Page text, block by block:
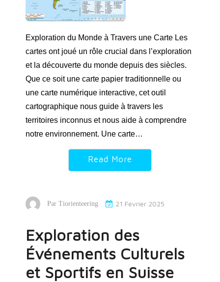
Exploration du Monde à Travers une Carte Les
cartes ont joué un rôle crucial dans l’exploration
et la découverte du monde depuis des siècles.
Que ce soit une carte papier traditionnelle ou
une carte numérique interactive, cet outil
cartographique nous guide à travers les
territoires inconnus et nous aide à comprendre
notre environnement. Une carte…
Read More
Par Tiorienteering 21 Février 2025
Exploration des
Événements Culturels
et Sportifs en Suisse